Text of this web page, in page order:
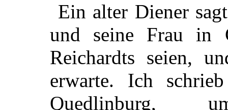
Ein alter Diener
und seine Frau in
Reichardts seien,
erwarte. Ich
Quedlinburg,